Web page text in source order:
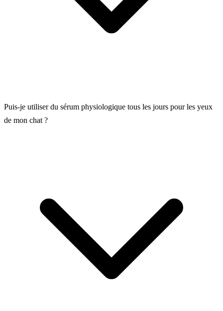
Puis-je utiliser du sérum physiologique tous les jours pour les yeux
de mon chat ?